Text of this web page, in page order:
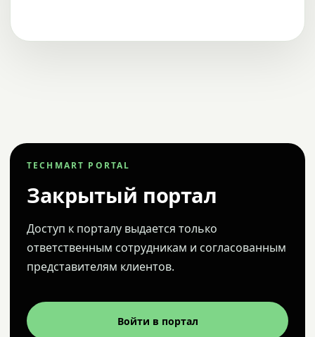
TECHMART PORTAL
Закрытый портал
Доступ к порталу выдается только
ответственным сотрудникам и согласованным
представителям клиентов.
Войти в портал